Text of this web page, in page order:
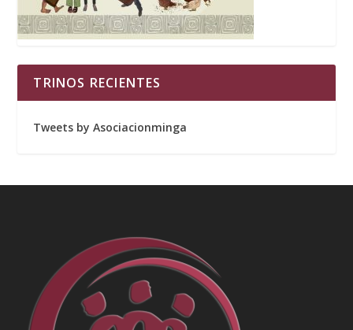
TRINOS RECIENTES
Tweets by Asociacionminga